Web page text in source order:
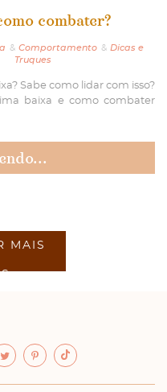
combater?
& Comportamento & Dicas e
Truques
Sabe como lidar com isso?
baixa e como combater
MAIS